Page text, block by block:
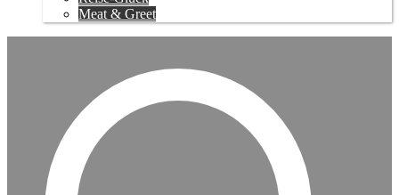
Meat & Greet